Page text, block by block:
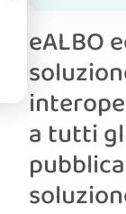
eALBO
a tutti